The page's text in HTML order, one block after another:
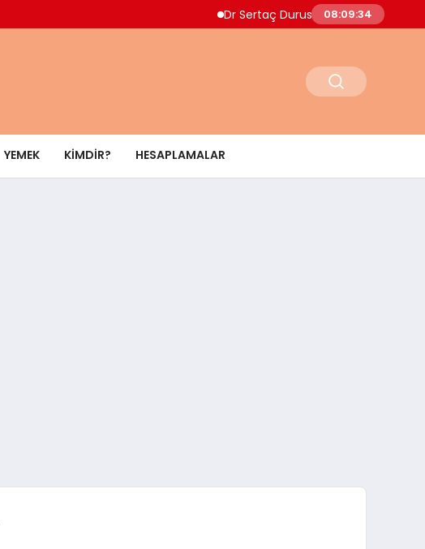
Dr Sertaç Durusoy Multiple Myelom
08:09:35
YEMEK KIMDIR? HESAPLAMALAR